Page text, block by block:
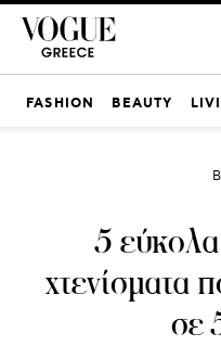
FASHION BEAUTY
5
χτενίσματα
σε